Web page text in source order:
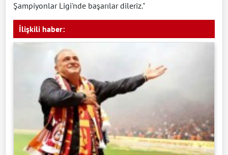
Şampiyonlar Ligi'nde başarılar dileriz."
İlişkili haber: